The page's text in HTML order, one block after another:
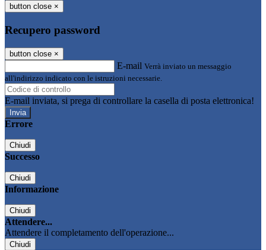
button close ×
Recupero password
button close ×
E-mail Verrà inviato un messaggio
all'indirizzo indicato con le istruzioni necessarie.
E-mail inviata, si prega di controllare la casella di posta elettronica!
Errore
Chiudi
Successo
Chiudi
Informazione
Chiudi
Attendere...
Attendere il completamento dell'operazione...
Chiudi